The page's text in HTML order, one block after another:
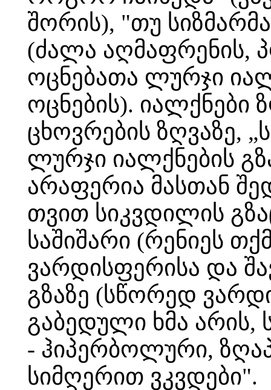
შორის), "თუ
(ძალა აღმაფრენის,
ოცნებათა ლურჯი
ოცნების). იალქნები
ცხოვრების ზღვაზე,
ლურჯი იალქნების
არაფერია მასთან
თვით სიკვდილის
საშიშარი (რენიეს
ვარდისფერისა და
გზაზე (სწორედ
გაბედული ხმა არის,
- ჰიპერბოლური,
სიმღერით ვკვდები".